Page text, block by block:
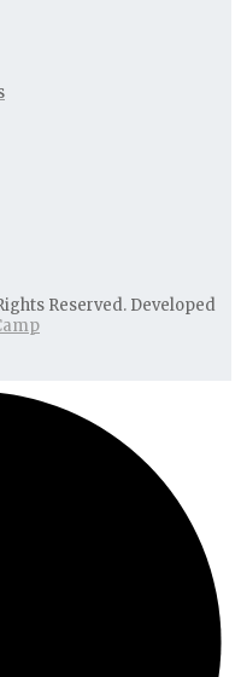
Reserved. Developed